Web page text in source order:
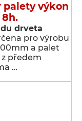
palety výkon
8h.
drveta
pro výrobu
a palet
předem
…